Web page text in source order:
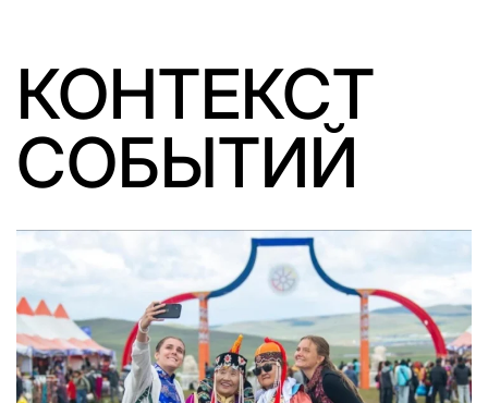
КОНТЕКСТ
СОБЫТИЙ